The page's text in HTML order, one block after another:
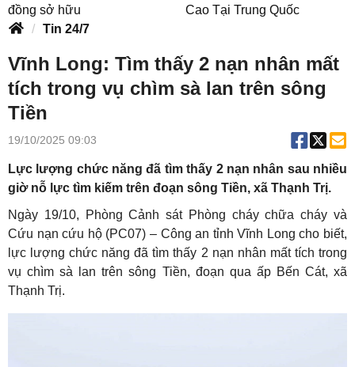
đồng sở hữu
Cao Tại Trung Quốc
Tin 24/7
Vĩnh Long: Tìm thấy 2 nạn nhân mất
tích trong vụ chìm sà lan trên sông
Tiền
19/10/2025 09:03
Lực lượng chức năng đã tìm thấy 2 nạn nhân sau nhiều
giờ nỗ lực tìm kiếm trên đoạn sông Tiền, xã Thạnh Trị.
Ngày 19/10, Phòng Cảnh sát Phòng cháy chữa cháy và
Cứu nạn cứu hộ (PC07) – Công an tỉnh Vĩnh Long cho biết,
lực lượng chức năng đã tìm thấy 2 nạn nhân mất tích trong
vụ chìm sà lan trên sông Tiền, đoạn qua ấp Bến Cát, xã
Thạnh Trị.